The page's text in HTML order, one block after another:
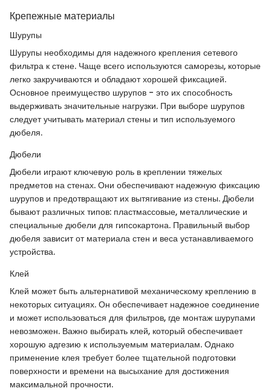
Крепежные материалы
Шурупы
Шурупы необходимы для надежного крепления сетевого
фильтра к стене. Чаще всего используются саморезы, которые
легко закручиваются и обладают хорошей фиксацией.
Основное преимущество шурупов - это их способность
выдерживать значительные нагрузки. При выборе шурупов
следует учитывать материал стены и тип используемого
дюбеля.
Дюбели
Дюбели играют ключевую роль в креплении тяжелых
предметов на стенах. Они обеспечивают надежную фиксацию
шурупов и предотвращают их вытягивание из стены. Дюбели
бывают различных типов: пластмассовые, металлические и
специальные дюбели для гипсокартона. Правильный выбор
дюбеля зависит от материала стен и веса устанавливаемого
устройства.
Клей
Клей может быть альтернативой механическому креплению в
некоторых ситуациях. Он обеспечивает надежное соединение
и может использоваться для фильтров, где монтаж шурупами
невозможен. Важно выбирать клей, который обеспечивает
хорошую адгезию к используемым материалам. Однако
применение клея требует более тщательной подготовки
поверхности и времени на высыхание для достижения
максимальной прочности.